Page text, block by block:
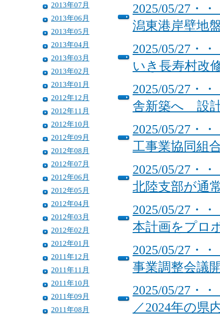
2013年07月
2013年06月
2013年05月
2013年04月
2013年03月
2013年02月
2013年01月
2012年12月
2012年11月
2012年10月
2012年09月
2012年08月
2012年07月
2012年06月
2012年05月
2012年04月
2012年03月
2012年02月
2012年01月
2011年12月
2011年11月
2011年10月
2011年09月
2011年08月
2025/05/27・
潟東港岸壁地
2025/05/27・
いき長寿村改
2025/05/27・
舎新築へ 設
2025/05/27・
工事業協同組
2025/05/27・
北陸支部が通
2025/05/27・
本計画をプロ
2025/05/27・
事業調整会
2025/05/27・
／2024年の県